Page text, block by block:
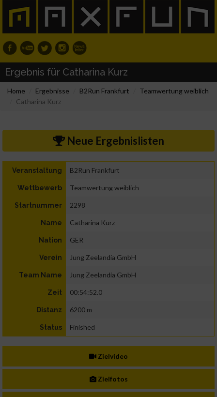
Ergebnis für Catharina Kurz
Home Ergebnisse B2Run Frankfurt
Teamwertung weiblich
Catharina Kurz
Neue Ergebnislisten
Veranstaltung B2Run Frankfurt
Wettbewerb Teamwertung weiblich
Startnummer 2298
Name Catharina Kurz
Nation GER
Verein Jung Zeelandia GmbH
Team Name Jung Zeelandia GmbH
Zeit 00:54:52.0
Distanz 6200 m
Status Finished
Zielvideo
Zielfotos